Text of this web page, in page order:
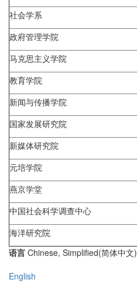
社会学系
政府管理学院
马克思主义学院
教育学院
新闻与传播学院
国家发展研究院
新媒体研究院
元培学院
燕京学堂
中国社会科学调查中心
海洋研究院
语言 Chinese, Simplified(简体中文)
English